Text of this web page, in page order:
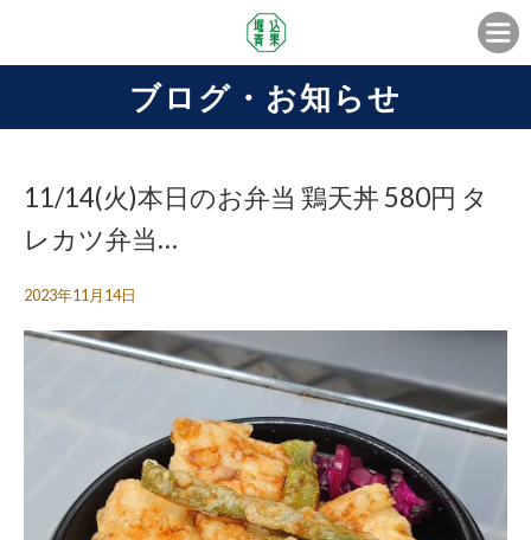
ブログ・お知らせ
11/14(火)本日のお弁当 鶏天丼 580円 タ
レカツ弁当…
2023年11月14日